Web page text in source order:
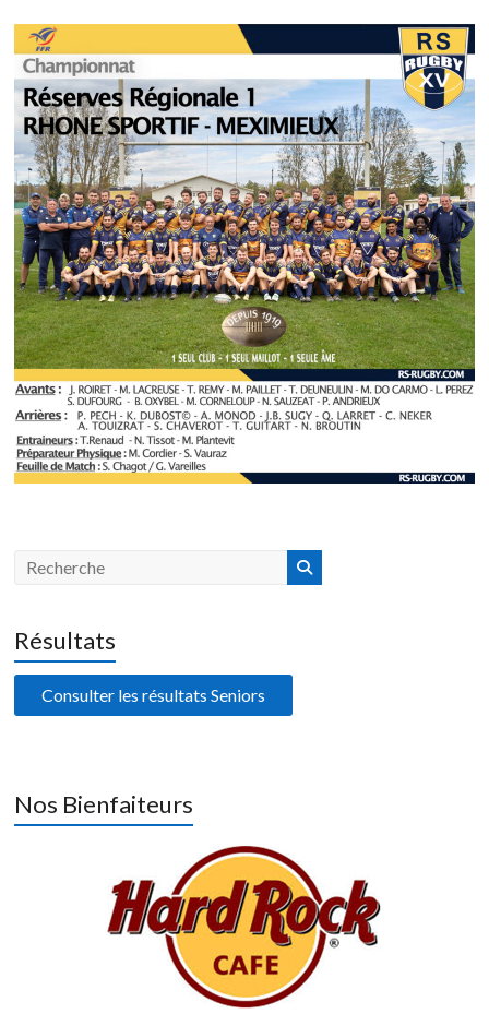
Résultats
Consulter les résultats Seniors
Nos Bienfaiteurs